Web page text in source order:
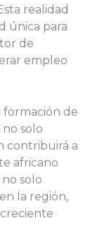
realidad
única para
de
empleo
formación de
solo
contribuirá a
africano
solo
la región,